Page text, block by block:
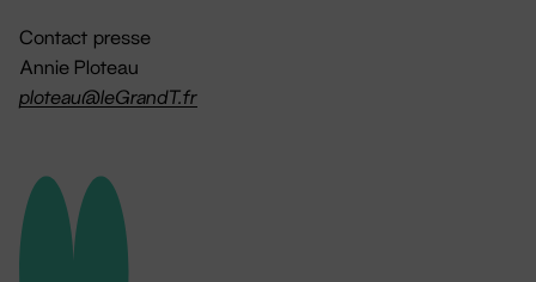
Contact presse
Annie Ploteau
ploteau@leGrandT.fr